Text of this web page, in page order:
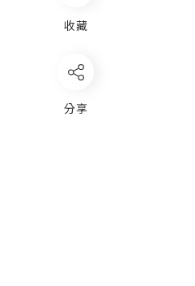
收藏
分享